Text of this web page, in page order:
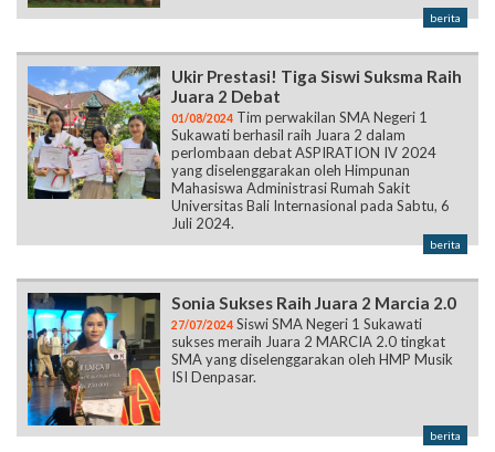
berita
Ukir Prestasi! Tiga Siswi Suksma Raih
Juara 2 Debat
01/08/2024 Tim perwakilan SMA Negeri 1
Sukawati berhasil raih Juara 2 dalam
perlombaan debat ASPIRATION IV 2024
yang diselenggarakan oleh Himpunan
Mahasiswa Administrasi Rumah Sakit
Universitas Bali Internasional pada Sabtu, 6
Juli 2024.
berita
Sonia Sukses Raih Juara 2 Marcia 2.0
27/07/2024 Siswi SMA Negeri 1 Sukawati
sukses meraih Juara 2 MARCIA 2.0 tingkat
SMA yang diselenggarakan oleh HMP Musik
ISI Denpasar.
berita